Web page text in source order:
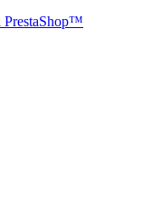
PrestaShop™